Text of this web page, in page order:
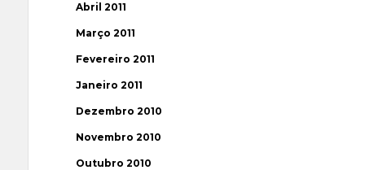
Abril 2011
Março 2011
Fevereiro 2011
Janeiro 2011
Dezembro 2010
Novembro 2010
Outubro 2010